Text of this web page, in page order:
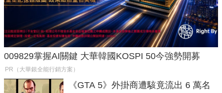
009829掌握AI關鍵 大華韓國KOSPI 50今強勢開募
PR（大華銀全能行銷方案）
《GTA 5》外掛商遭駭竟流出 6 萬名